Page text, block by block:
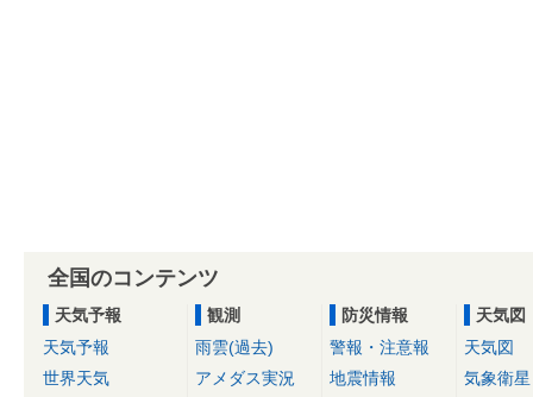
全国のコンテンツ
天気予報
天気予報
世界天気
観測
雨雲(過去)
アメダス実況
防災情報
警報・注意報
地震情報
天気図
天気図
気象衛星